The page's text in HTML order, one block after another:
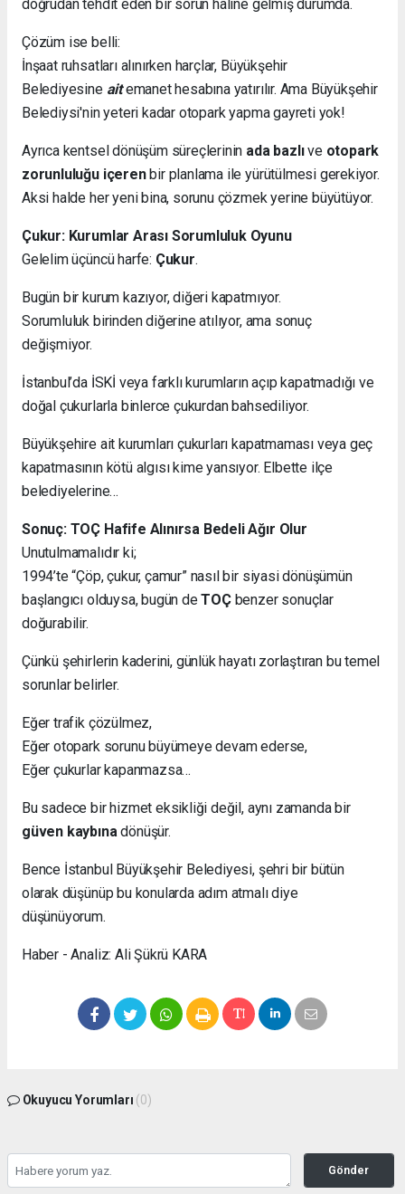
doğrudan tehdit eden bir sorun haline gelmiş durumda.
Çözüm ise belli:
İnşaat ruhsatları alınırken harçlar, Büyükşehir
Belediyesine aitemanet hesabına yatırılır. Ama Büyükşehir
Belediysi'nin yeteri kadar otopark yapma gayreti yok!
Ayrıca kentsel dönüşüm süreçlerinin ada bazlıve otopark
zorunluluğu içerenbir planlama ile yürütülmesi gerekiyor.
Aksi halde her yeni bina, sorunu çözmek yerine büyütüyor.
Çukur: Kurumlar Arası Sorumluluk Oyunu
Gelelim üçüncü harfe: Çukur.
Bugün bir kurum kazıyor, diğeri kapatmıyor.
Sorumluluk birinden diğerine atılıyor, ama sonuç
değişmiyor.
İstanbul’da İSKİ veya farklı kurumların açıp kapatmadığı ve
doğal çukurlarla binlerce çukurdan bahsediliyor.
Büyükşehire ait kurumları çukurları kapatmaması veya geç
kapatmasının kötü algısı kime yansıyor. Elbette ilçe
belediyelerine…
Sonuç: TOÇ Hafife Alınırsa Bedeli Ağır Olur
Unutulmamalıdır ki;
1994’te “Çöp, çukur, çamur” nasıl bir siyasi dönüşümün
başlangıcı olduysa, bugün deTOÇbenzer sonuçlar
doğurabilir.
Çünkü şehirlerin kaderini, günlük hayatı zorlaştıran bu temel
sorunlar belirler.
Eğer trafik çözülmez,
Eğer otopark sorunu büyümeye devam ederse,
Eğer çukurlar kapanmazsa…
Bu sadece bir hizmet eksikliği değil, aynı zamanda bir
güven kaybına dönüşür.
Bence İstanbul Büyükşehir Belediyesi, şehri bir bütün
olarak düşünüp bu konularda adım atmalı diye
düşünüyorum.
Haber - Analiz: Ali Şükrü KARA
Okuyucu Yorumları (0)
Gönder